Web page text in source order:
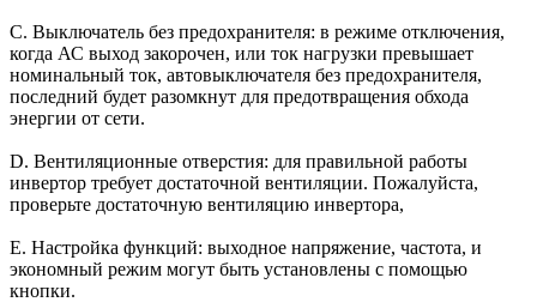
С. Выключатель без предохранителя: в режиме отключения,
когда АС выход закорочен, или ток нагрузки превышает
номинальный ток, автовыключателя без предохранителя,
последний будет разомкнут для предотвращения обхода
энергии от сети.
D. Вентиляционные отверстия: для правильной работы
инвертор требует достаточной вентиляции. Пожалуйста,
проверьте достаточную вентиляцию инвертора,
E. Настройка функций: выходное напряжение, частота, и
экономный режим могут быть установлены с помощью
кнопки.